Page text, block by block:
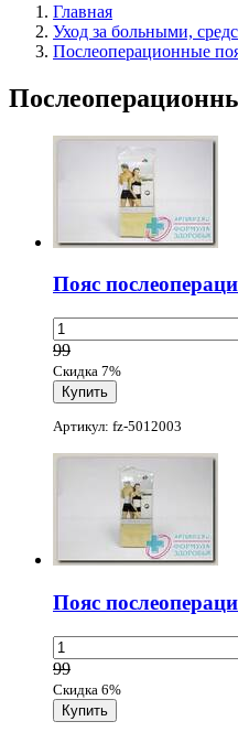
Главная
Уход за больными,
Послеоперационные
Пояс
99
Скидка 7%
Артикул: fz-5012003
Пояс
99
Скидка 6%